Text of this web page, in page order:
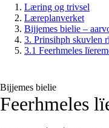
Læring og trivsel
Læreplanverket
Bijjemes bielie –
3. Prinsihph skuvlen
3.1 Feerhmeles
Bijjemes bielie
Feerhmeles